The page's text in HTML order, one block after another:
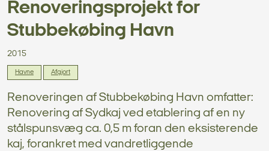
Renoveringsprojekt for
Stubbekøbing Havn
2015
Havne Afgjort
Renoveringen af Stubbekøbing Havn omfatter:
Renovering af Sydkaj ved etablering af en ny
stålspunsvæg ca. 0,5 m foran den eksisterende
kaj, forankret med vandretliggende